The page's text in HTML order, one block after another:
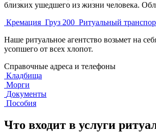
близких ушедшего из жизни человека.
Кремация Груз 200 Ритуальный
Наше ритуальное агентство возьмет на
усопшего от всех хлопот.
Справочные адреса и телефоны
Кладбища
Морги
Документы
Пособия
Что входит в услуги